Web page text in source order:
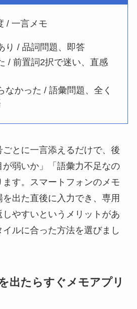
/ 一言メモ
り / 品詞問題、即答
/ 前置詞2択で迷い、直感
なかった / 語彙問題、全く
とに一言添えるだけで、後
弱いか」「語彙力不足なの
す。スマートフォンのメモ
出た直後に入力でき、専用
しやすいというメリットがあ
イルに合った方法を選びまし
出たらすぐメモアプリ